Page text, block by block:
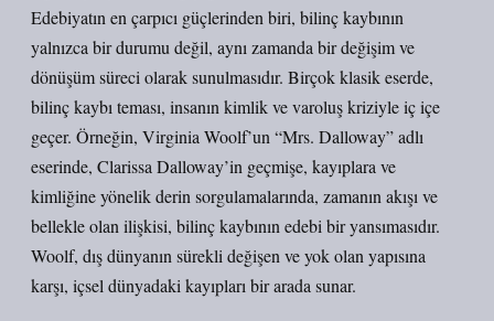
Edebiyatın en çarpıcı güçlerinden biri, bilinç kaybının
yalnızca bir durumu değil, aynı zamanda bir değişim ve
dönüşüm süreci olarak sunulmasıdır. Birçok klasik eserde,
bilinç kaybı teması, insanın kimlik ve varoluş kriziyle iç içe
geçer. Örneğin, Virginia Woolf’un “Mrs. Dalloway” adlı
eserinde, Clarissa Dalloway’in geçmişe, kayıplara ve
kimliğine yönelik derin sorgulamalarında, zamanın akışı ve
bellekle olan ilişkisi, bilinç kaybının edebi bir yansımasıdır.
Woolf, dış dünyanın sürekli değişen ve yok olan yapısına
karşı, içsel dünyadaki kayıpları bir arada sunar.